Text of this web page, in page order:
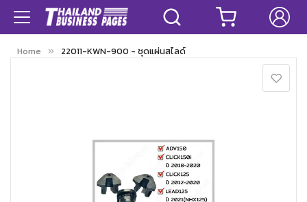
Home 22011-KWN-900 - ชุดแผ่นสไลด์